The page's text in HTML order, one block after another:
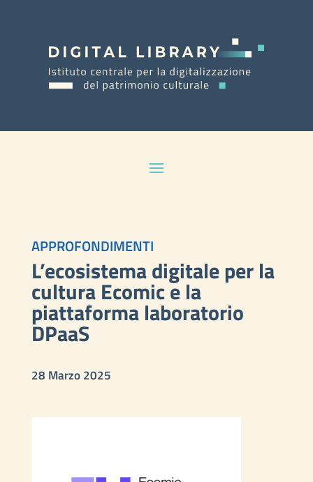
APPROFONDIMENTI
L’ecosistema digitale per la
cultura Ecomic e la
piattaforma laboratorio
DPaaS
28 Marzo 2025